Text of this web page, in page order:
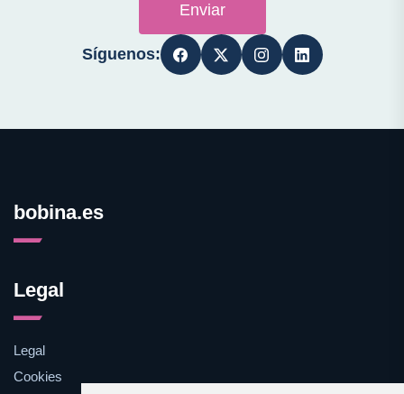
Enviar
Síguenos:
bobina.es
Legal
Legal
Cookies